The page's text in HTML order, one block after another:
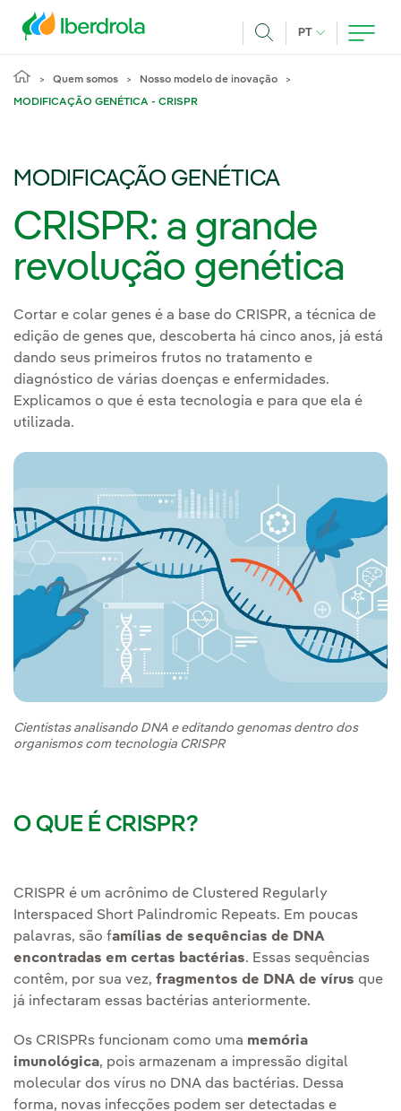
PT IDIOMA ATUAL,
Quem somos Nosso modelo de inovação
MODIFICAÇÃO GENÉTICA - CRISPR
MODIFICAÇÃO GENÉTICA
CRISPR: a grande
revolução genética
Cortar e colar genes é a base do CRISPR, a técnica de
edição de genes que, descoberta há cinco anos, já está
dando seus primeiros frutos no tratamento e
diagnóstico de várias doenças e enfermidades.
Explicamos o que é esta tecnologia e para que ela é
utilizada.
Cientistas analisando DNA e editando genomas dentro dos
organismos com tecnologia CRISPR
O QUE É CRISPR?
CRISPR é um acrônimo de Clustered Regularly
Interspaced Short Palindromic Repeats. Em poucas
palavras, são famílias de sequências de DNA
encontradas em certas bactérias. Essas sequências
contêm, por sua vez, fragmentos de DNA de vírus que
já infectaram essas bactérias anteriormente.
Os CRISPRs funcionam como uma memória
imunológica, pois armazenam a impressão digital
molecular dos vírus no DNA das bactérias. Dessa
forma, novas infecções podem ser detectadas e